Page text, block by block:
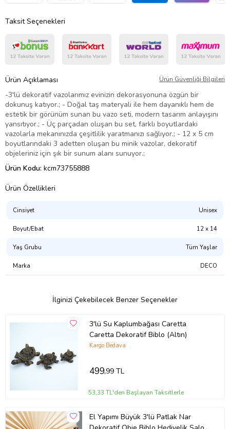
Taksit Seçenekleri
Ürün Açıklaması Ürün Güvenliği Bilgileri
-3'lü dekoratif vazolarımız evinizin dekorasyonuna özgün bir
dokunuş katıyor.; - Doğal taş materyali ile hem dayanıklı hem de
estetik bir görünüm sunan bu vazo seti, modern tasarım anlayışını
yansıtıyor.; - Üç parçadan oluşan bu set, farklı boyutlardaki
vazolarla mekanınızda çeşitlilik yaratmanızı sağlıyor.; - 12 x 5 cm
boyutlarındaki 3 adetten oluşan bu minik vazolar, dekoratif
objeleriniz için şık bir sunum alanı sunuyor.;
Ürün Kodu: kcm73755888
Ürün Özellikleri
Cinsiyet Unisex
Boyut/Ebat 12 x 14
Yaş Grubu Tüm Yaşlar
Marka DECO
İlginizi Çekebilecek Benzer Seçenekler
3'lü Su Kaplumbağası Caretta
Caretta Dekoratif Biblo (Altın)
Kargo Bedava
499,99 TL
53,33 TL'den Başlayan Taksitlerle
El Yapımı Büyük 3'lü Patlak Nar